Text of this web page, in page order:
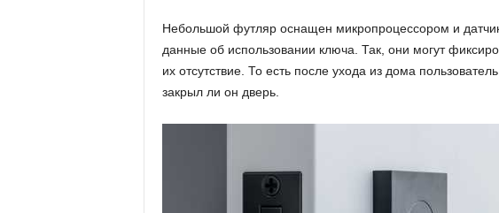
Небольшой футляр оснащен микропроцессором и
данные об использовании ключа. Так, они могут
их отсутствие. То есть после ухода из дома
закрыл ли он дверь.